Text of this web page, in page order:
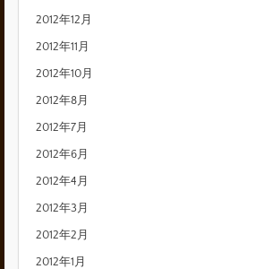
2012年12月
2012年11月
2012年10月
2012年8月
2012年7月
2012年6月
2012年4月
2012年3月
2012年2月
2012年1月